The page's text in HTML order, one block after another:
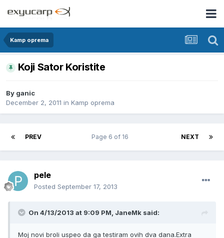
Kamp oprema
Koji Sator Koristite
By ganic
December 2, 2011 in Kamp oprema
PREV NEXT
Page 6 of 16
pele
Posted September 17, 2013
On 4/13/2013 at 9:09 PM, JaneMk said:
Moj novi broli uspeo da ga testiram ovih dva dana.Extra